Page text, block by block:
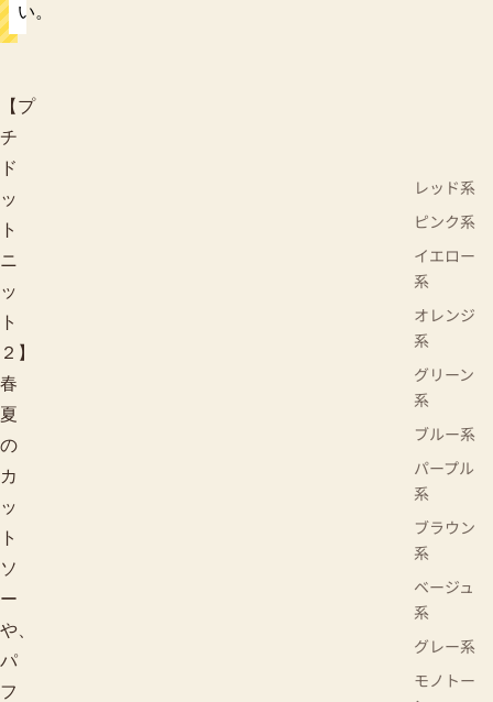
レッド系
ピンク系
イエロー
系
オレンジ
系
グリーン
系
ブルー系
パープル
系
ブラウン
系
ベージュ
系
グレー系
モノトー
い。
【プ
チ
ド
ッ
ト
ニ
ッ
ト
２】
春
夏
の
カ
ッ
ト
ソ
ー
や、
パ
フ